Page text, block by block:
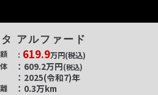
タ アルファード
619.9万円(税込)
609.2万円(税込)
2025(令和7)年
0.3万km